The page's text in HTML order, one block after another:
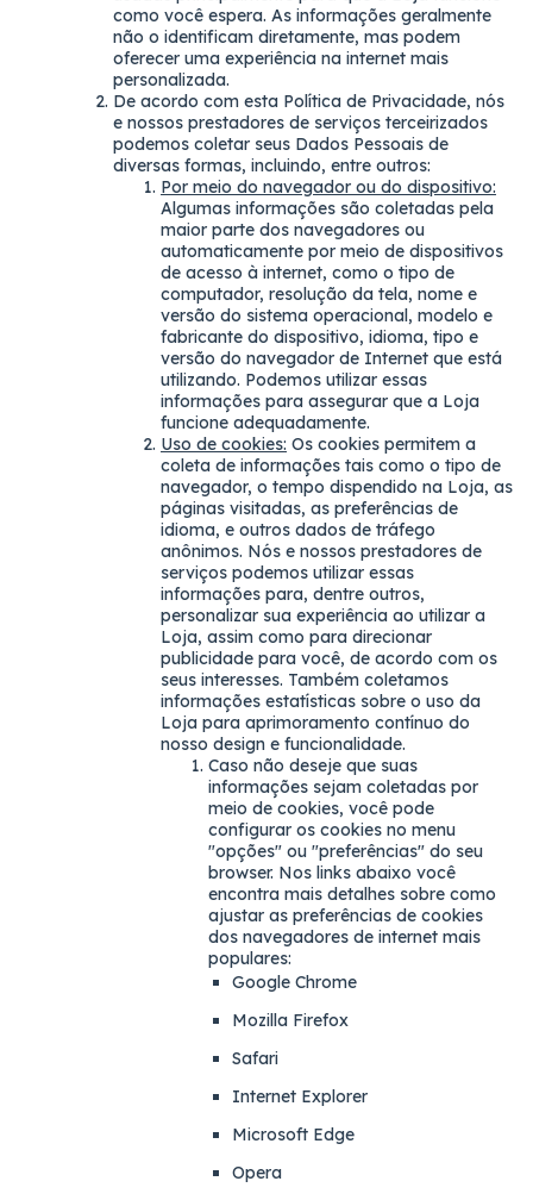
como você espera. As informações geralmente
não o identificam diretamente, mas podem
oferecer uma experiência na internet mais
personalizada.
De acordo com esta Política de Privacidade, nós
e nossos prestadores de serviços terceirizados
podemos coletar seus Dados Pessoais de
diversas formas, incluindo, entre outros:
Por meio do navegador ou do dispositivo:
Algumas informações são coletadas pela
maior parte dos navegadores ou
automaticamente por meio de dispositivos
de acesso à internet, como o tipo de
computador, resolução da tela, nome e
versão do sistema operacional, modelo e
fabricante do dispositivo, idioma, tipo e
versão do navegador de Internet que est
utilizando. Podemos utilizar essas
informações para assegurar que a Loja
funcione adequadamente.
Uso de cookies: Os cookies permitem a
coleta de informações tais como o tipo de
navegador, o tempo dispendido na Loja, as
páginas visitadas, as preferências de
idioma, e outros dados de tráfego
anônimos. Nós e nossos prestadores de
serviços podemos utilizar essas
informações para, dentre outros,
personalizar sua experiência ao utilizar a
Loja, assim como para direcionar
publicidade para você, de acordo com os
seus interesses. Também coletamos
informações estatísticas sobre o uso da
Loja para aprimoramento contínuo do
nosso design e funcionalidade.
Caso não deseje que suas
informações sejam coletadas por
meio de cookies, você pode
configurar os cookies no menu
"opções" ou "preferências" do seu
browser. Nos links abaixo você
encontra mais detalhes sobre como
ajustar as preferências de cookies
dos navegadores de internet mais
populares:
Google Chrome
Mozilla Firefox
Safari
Internet Explorer
Microsoft Edge
Opera